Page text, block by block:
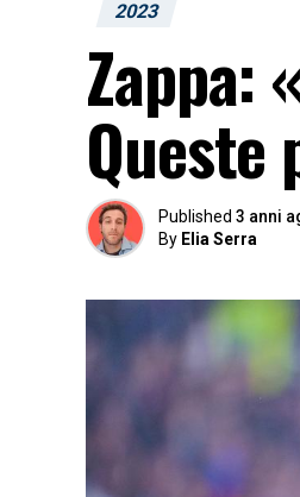
2023
Zappa:
Published 3 anni
By Elia Serra